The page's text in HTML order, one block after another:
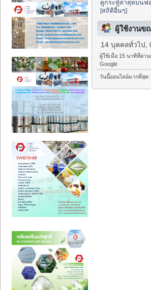
ดูกระทู้ล่าสุดบนฟ
[สถิติอื่นๆ]
ผู้ใช้งานข
14 บุคคลทั่วไป,
ผู้ใช้เมื่อ 15 นาทีที่ผ่าน
Google
วันนี้ออนไลน์มากที่สุด